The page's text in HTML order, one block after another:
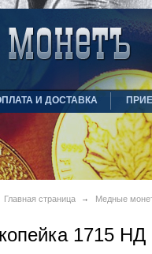
И ДОСТАВКА
Главная страница Медные
1715 НД